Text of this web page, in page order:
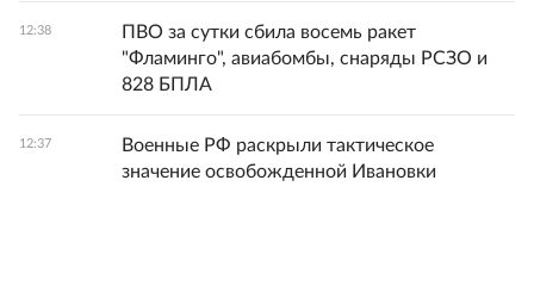
12:38
ПВО за сутки сбила восемь ракет
"Фламинго", авиабомбы, снаряды РСЗО и
828 БПЛА
12:37
Военные РФ раскрыли тактическое
значение освобожденной Ивановки